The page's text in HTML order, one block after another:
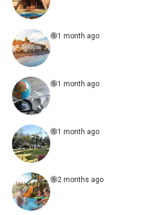
1 month ago
1 month ago
1 month ago
2 months ago